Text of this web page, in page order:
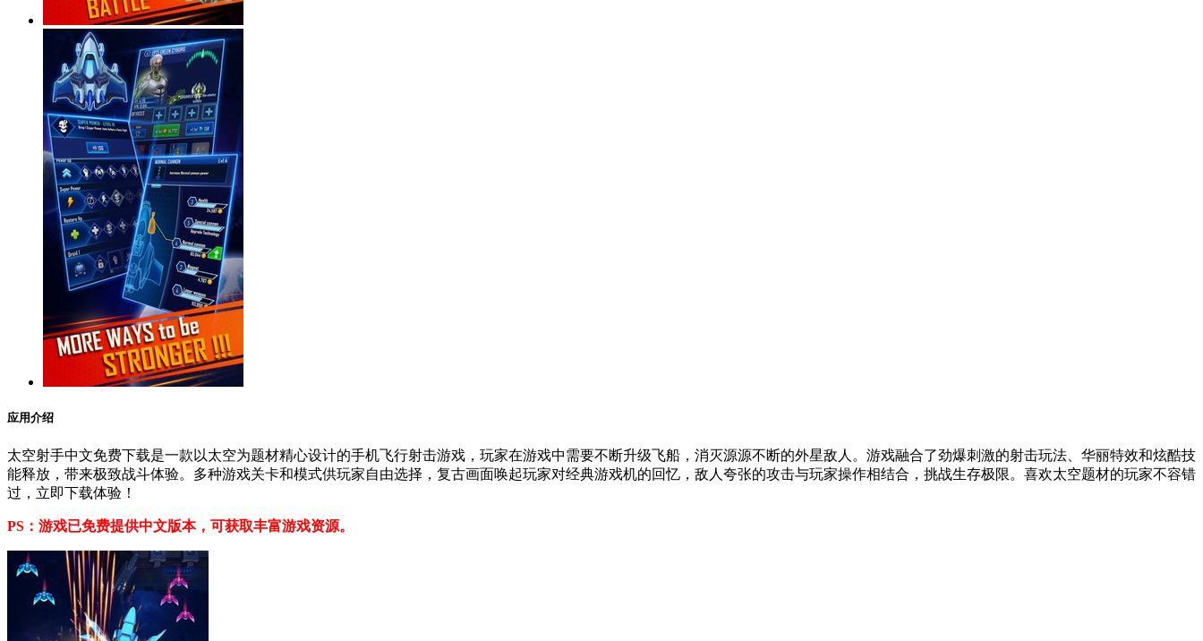
应用介绍
太空射手中文免费下载是一款以太空为题材精心设计的手机飞行射击游戏，玩家在游戏中需要不断升级飞船，消灭源源不断的外星敌人。游戏融合了劲爆刺激的射击玩法、华丽特效和炫酷技
能释放，带来极致战斗体验。多种游戏关卡和模式供玩家自由选择，复古画面唤起玩家对经典游戏机的回忆，敌人夸张的攻击与玩家操作相结合，挑战生存极限。喜欢太空题材的玩家不容错
过，立即下载体验！
PS：游戏已免费提供中文版本，可获取丰富游戏资源。